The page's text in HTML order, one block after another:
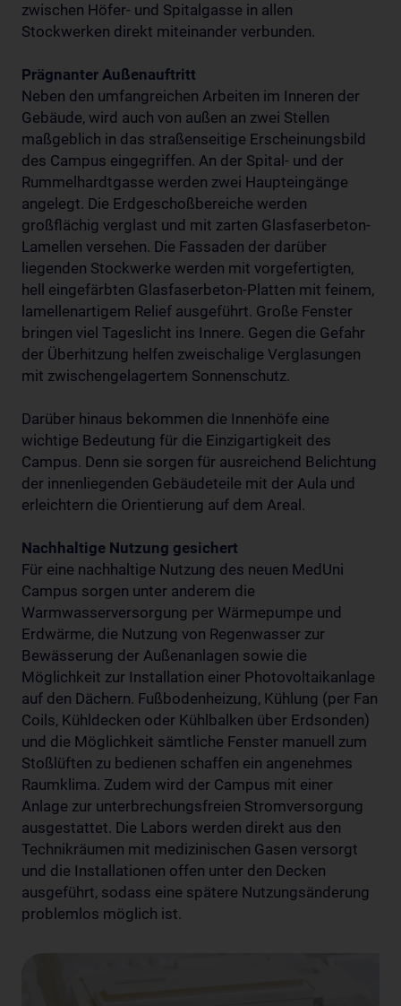
zwischen Höfer- und Spitalgasse in allen
Stockwerken direkt miteinander verbunden.
Prägnanter Außenauftritt
Neben den umfangreichen Arbeiten im Inneren der
Gebäude, wird auch von außen an zwei Stellen
maßgeblich in das straßenseitige Erscheinungsbild
des Campus eingegriffen. An der Spital- und der
Rummelhardtgasse werden zwei Haupteingänge
angelegt. Die Erdgeschoßbereiche werden
großflächig verglast und mit zarten Glasfaserbeton-
Lamellen versehen. Die Fassaden der darüber
liegenden Stockwerke werden mit vorgefertigten,
hell eingefärbten Glasfaserbeton-Platten mit feinem,
lamellenartigem Relief ausgeführt. Große Fenster
bringen viel Tageslicht ins Innere. Gegen die Gefahr
der Überhitzung helfen zweischalige Verglasungen
mit zwischengelagertem Sonnenschutz.
Darüber hinaus bekommen die Innenhöfe eine
wichtige Bedeutung für die Einzigartigkeit des
Campus. Denn sie sorgen für ausreichend Belichtung
der innenliegenden Gebäudeteile mit der Aula und
erleichtern die Orientierung auf dem Areal.
Nachhaltige Nutzung gesichert
Für eine nachhaltige Nutzung des neuen MedUni
Campus sorgen unter anderem die
Warmwasserversorgung per Wärmepumpe und
Erdwärme, die Nutzung von Regenwasser zur
Bewässerung der Außenanlagen sowie die
Möglichkeit zur Installation einer Photovoltaikanlage
auf den Dächern. Fußbodenheizung, Kühlung (per Fan
Coils, Kühldecken oder Kühlbalken über Erdsonden)
und die Möglichkeit sämtliche Fenster manuell zum
Stoßlüften zu bedienen schaffen ein angenehmes
Raumklima. Zudem wird der Campus mit einer
Anlage zur unterbrechungsfreien Stromversorgung
ausgestattet. Die Labors werden direkt aus den
Technikräumen mit medizinischen Gasen versorgt
und die Installationen offen unter den Decken
ausgeführt, sodass eine spätere Nutzungsänderung
problemlos möglich ist.